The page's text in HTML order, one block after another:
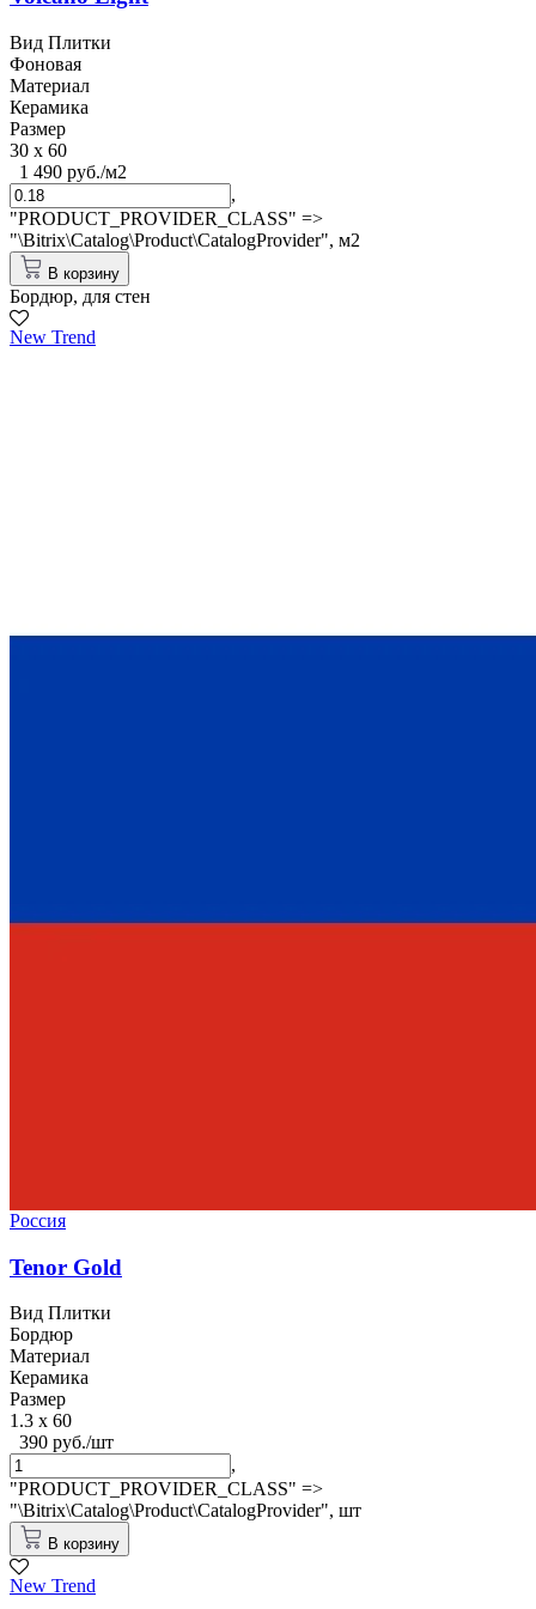
Вид Плитки
Фоновая
Материал
Керамика
Размер
30 x 60
1 490 руб./м2
,
"PRODUCT_PROVIDER_CLASS" =>
"\Bitrix\Catalog\Product\CatalogProvider", м2
В корзину
Бордюр, для стен
New Trend
Россия
Tenor Gold
Вид Плитки
Бордюр
Материал
Керамика
Размер
1.3 x 60
390 руб./шт
,
"PRODUCT_PROVIDER_CLASS" =>
"\Bitrix\Catalog\Product\CatalogProvider", шт
В корзину
New Trend